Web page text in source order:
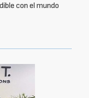
con el mundo